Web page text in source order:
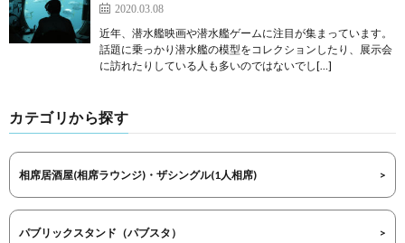
2020.03.08
近年、潜水艦映画や潜水艦ゲームに注目が集まっています。
話題に乗っかり潜水艦の模型をコレクションしたり、展示会
に訪れたりしている人も多いのではないでし[…]
カテゴリから探す
相席居酒屋(相席ラウンジ)・ザシングル(1人相席)
パブリックスタンド（パブスタ）